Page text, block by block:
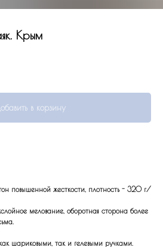
Крым
в корзину
повышенной жесткости, плотность - 320 г/
мелование, оборотная сторона более
шариковыми, так и гелевыми ручками.